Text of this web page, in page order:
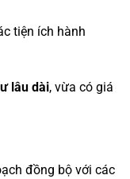
tiện ích hành
lâu dài, vừa có giá
đồng bộ với các